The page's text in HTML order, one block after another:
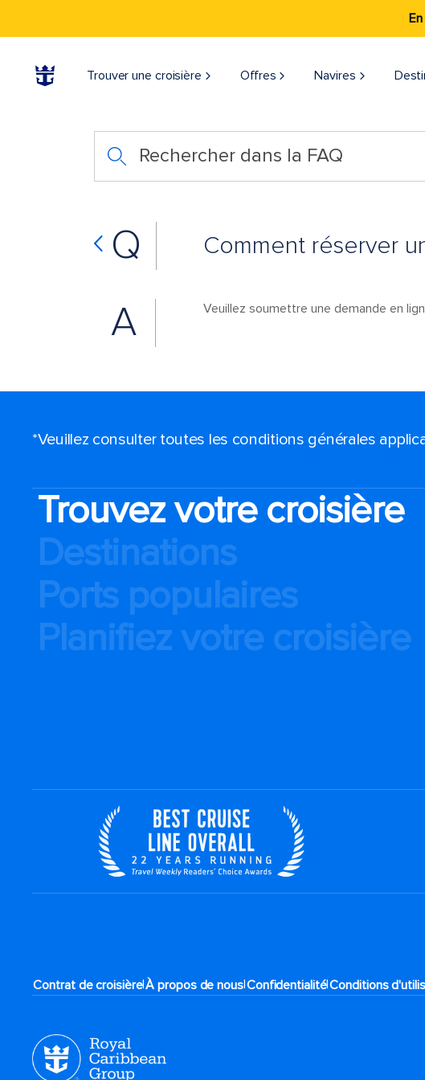
Trouver une croisière Offres Navires
Rechercher dans la FAQ
Q Comment réserver
A Veuillez soumettre une demande en
*Veuillez consulter toutes les conditions générales
Trouvez votre croisière
Destinations
Ports populaires
Planifiez votre croisière
Contrat de croisière|À propos de nous|Confidentialité|Conditions